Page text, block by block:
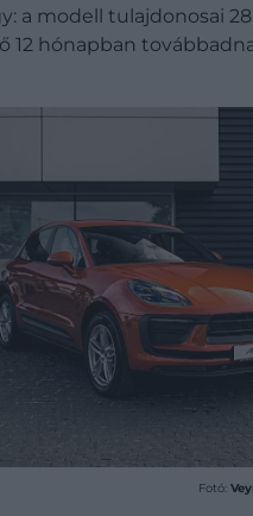
a modell tulajdonosai
12 hónapban
Fotó: